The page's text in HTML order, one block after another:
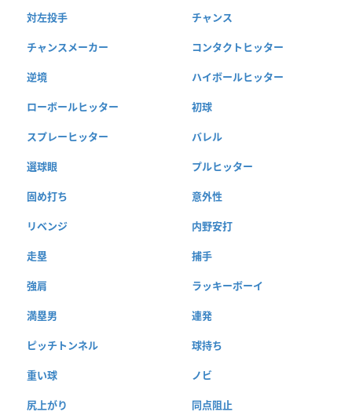
対左投手 チャンス
チャンスメーカー コンタクトヒッター
逆境 ハイボールヒッター
ローボールヒッター 初球
スプレーヒッター バレル
選球眼 プルヒッター
固め打ち 意外性
リベンジ 内野安打
走塁 捕手
強肩 ラッキーボーイ
満塁男 連発
ピッチトンネル 球持ち
重い球 ノビ
尻上がり 同点阻止